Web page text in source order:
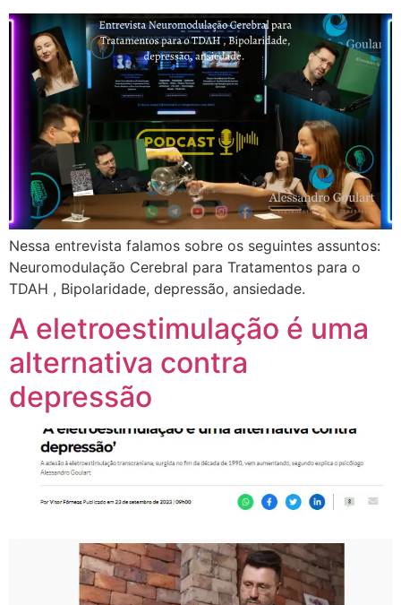
Nessa entrevista falamos sobre os seguintes assuntos:
Neuromodulação Cerebral para Tratamentos para o
TDAH , Bipolaridade, depressão, ansiedade.
A eletroestimulação é uma
alternativa contra
depressão